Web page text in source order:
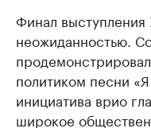
Финал выступления
неожиданностью.
политиком песни
инициатива врио
широкое